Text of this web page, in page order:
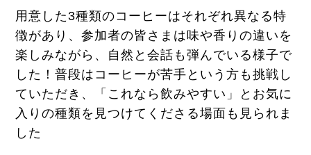
用意した3種類のコーヒーはそれぞれ異なる特
徴があり、参加者の皆さまは味や香りの違いを
楽しみながら、自然と会話も弾んでいる様子で
した！普段はコーヒーが苦手という方も挑戦し
ていただき、「これなら飲みやすい」とお気に
入りの種類を見つけてくださる場面も見られま
した